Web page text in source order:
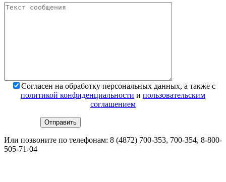
Согласен на обработку персональных данных, а также с
политикой конфиденциальности и пользовательским
соглашением
Или позвоните по телефонам: 8 (4872) 700-353, 700-354, 8-800-
505-71-04